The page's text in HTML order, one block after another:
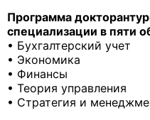
Программа
специализации в пяти
• Бухгалтерский учет
• Экономика
• Финансы
• Теория управления
• Стратегия и